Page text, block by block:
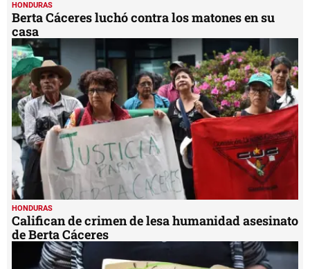
HONDURAS
Berta Cáceres luchó contra los matones en su
casa
HONDURAS
Califican de crimen de lesa humanidad asesinato
de Berta Cáceres